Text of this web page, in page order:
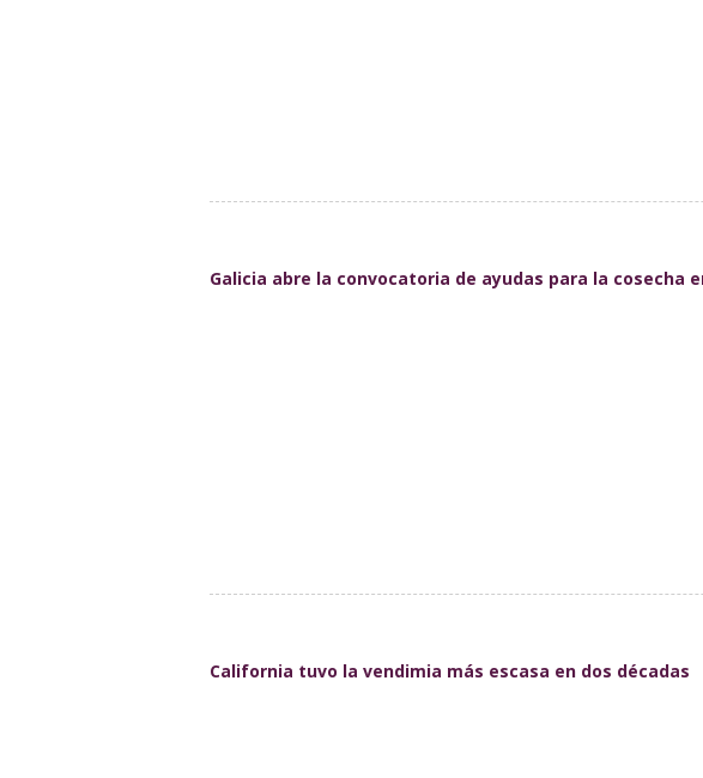
Galicia abre la convocatoria de ayudas para la cosecha
California tuvo la vendimia más escasa en dos décadas